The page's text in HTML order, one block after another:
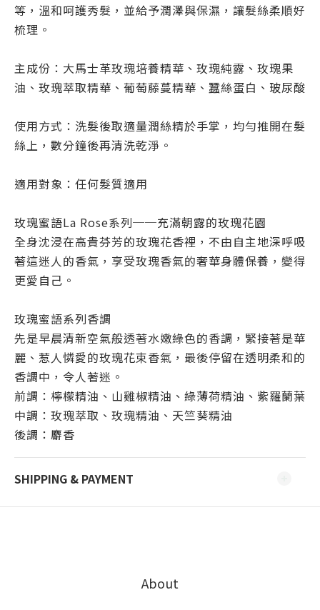
等，溫和呵護秀髮，並給予潤澤與保濕，讓髮絲柔順好
梳理。
主成份：大馬士革玫瑰培養精華、玫瑰純露、玫瑰果
油、玫瑰萃取精華、葡萄藤蔓精華、蠶絲蛋白、玻尿酸
使用方式：洗髮後取適量潤絲精於手掌，均勻推開在髮
絲上，數分鐘後再清洗乾淨。
適用對象：任何髮質適用
玫瑰蜜語La Rose系列──充滿朝露的玫瑰花園
全身沈浸在高貴芬芳的玫瑰花香裡，不由自主地深呼吸
著這迷人的香氣，享受玫瑰香氣的奢華身體保養，變得
更愛自己。
玫瑰蜜語系列香調
先是早晨清新空氣般透著水嫩綠色的香調，緊接著是華
麗、惹人憐愛的玫瑰花束香氣，最後停留在透明柔和的
香調中，令人著迷。
前調：檸檬精油、山雞椒精油、綠薄荷精油、紫羅蘭葉
中調：玫瑰萃取、玫瑰精油、天竺葵精油
後調：麝香
SHIPPING & PAYMENT
About